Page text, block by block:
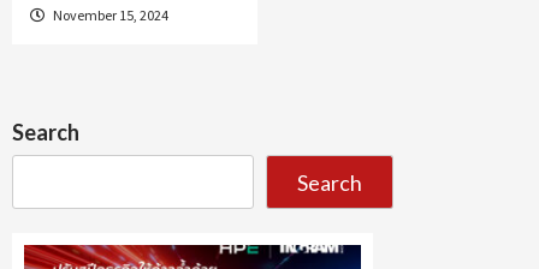
November 15, 2024
Search
Search